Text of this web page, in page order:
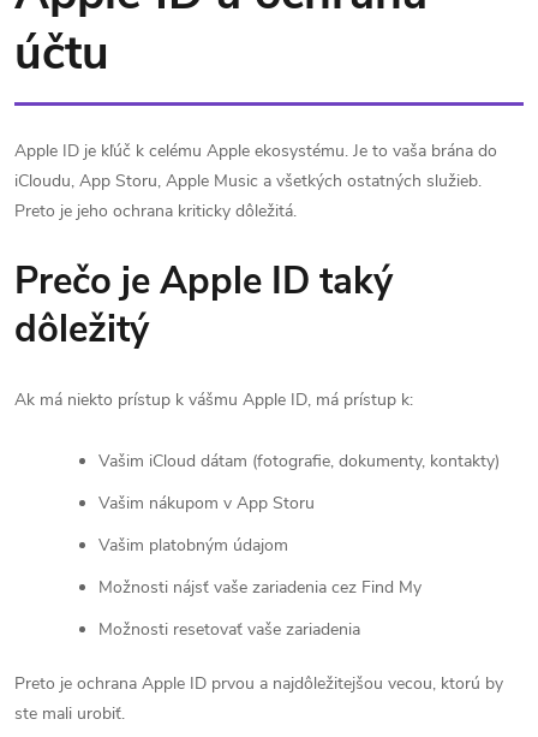
účtu
Apple ID je kľúč k celému Apple ekosystému. Je to vaša brána do
iCloudu, App Storu, Apple Music a všetkých ostatných služieb.
Preto je jeho ochrana kriticky dôležitá.
Prečo je Apple ID taký
dôležitý
Ak má niekto prístup k vášmu Apple ID, má prístup k:
Vašim iCloud dátam (fotografie, dokumenty, kontakty)
Vašim nákupom v App Storu
Vašim platobným údajom
Možnosti nájsť vaše zariadenia cez Find My
Možnosti resetovať vaše zariadenia
Preto je ochrana Apple ID prvou a najdôležitejšou vecou, ktorú by
ste mali urobiť.